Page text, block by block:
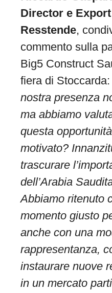
Director e
Resstende,
commento sulla
Big5 Construct
fiera di Stoccarda:
nostra presenza
ma abbiamo
questa
motivato?
trascurare
dell’Arabia
Abbiamo ritenuto
momento giusto
anche con una
rappresentanza,
instaurare nuove
in un mercato